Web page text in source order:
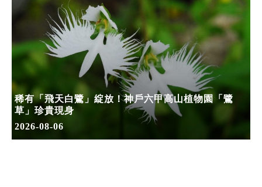
稀有「飛天白鷺」綻放！神戶六甲高山植物園「鷺
草」珍貴現身
2026-08-06